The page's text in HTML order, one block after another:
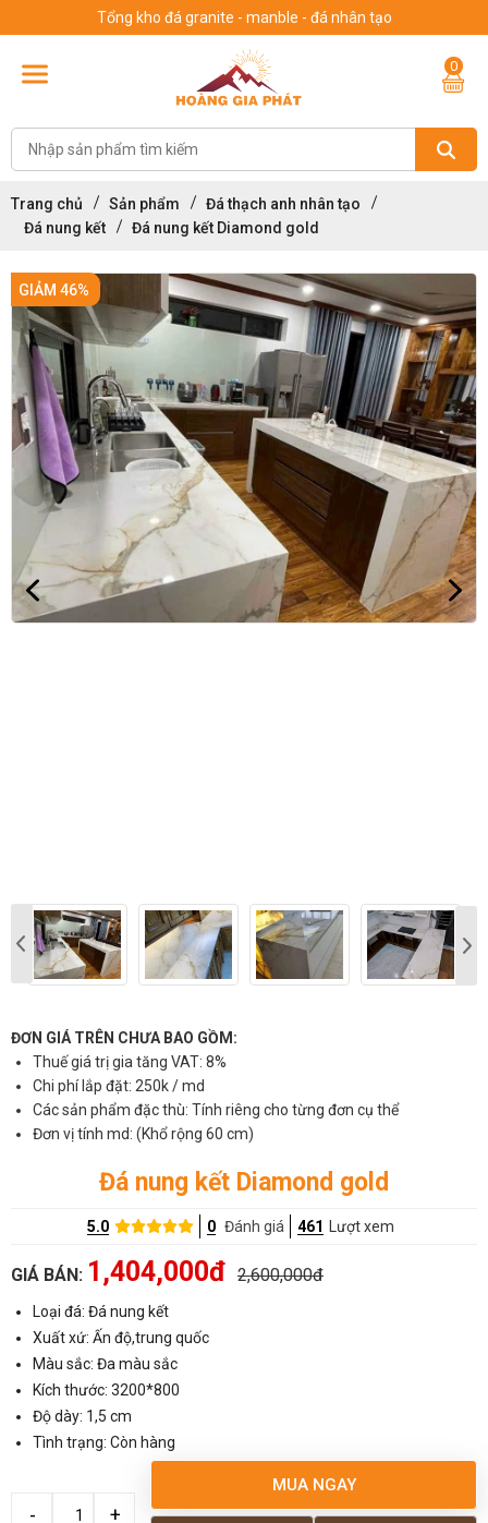
Tổng kho đá granite - manble - đá nhân tạo
0
Trang chủ Sản phẩm
Đá thạch anh nhân tạo
Đá nung kết
Đá nung kết Diamond gold
GIẢM 46%
ĐƠN GIÁ TRÊN CHƯA BAO GỒM:
Thuế giá trị gia tăng VAT: 8%
Chi phí lắp đặt: 250k / md
Các sản phẩm đặc thù: Tính riêng cho từng đơn cụ thể
Đơn vị tính md: (Khổ rộng 60 cm)
Đá nung kết Diamond gold
5.0 0 Đánh giá 461 Lượt xem
GIÁ BÁN: 1,404,000đ 2,600,000đ
Loại đá: Đá nung kết
Xuất xứ: Ấn độ,trung quốc
Màu sắc: Đa màu sắc
Kích thước: 3200*800
Độ dày: 1,5 cm
Tình trạng: Còn hàng
MUA NGAY